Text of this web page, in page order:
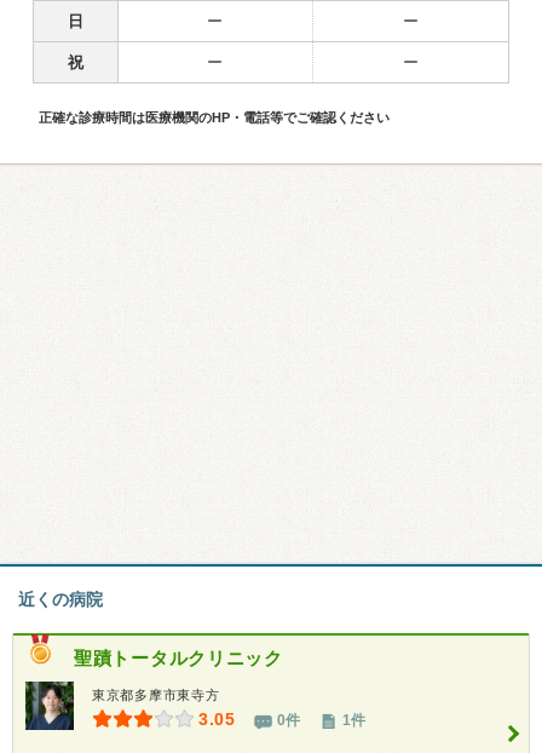
日 ー ー
祝 ー ー
正確な診療時間は医療機関のHP・電話等でご確認ください
近くの病院
聖蹟トータルクリニック
東京都多摩市東寺方
3.05 0件 1件